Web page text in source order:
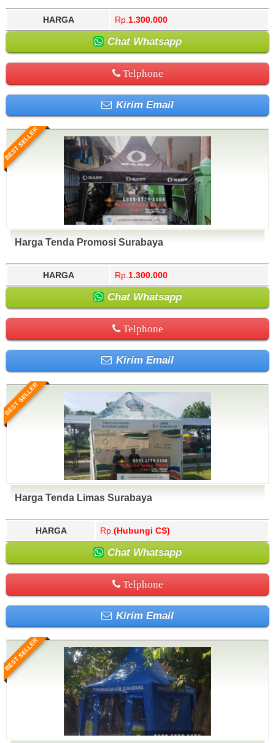
HARGA Rp. 1.300.000
Chat Whatsapp
Telphone
Kirim Email
BEST SELLER
Harga Tenda Promosi Surabaya
HARGA Rp. 1.300.000
Chat Whatsapp
Telphone
Kirim Email
BEST SELLER
Harga Tenda Limas Surabaya
HARGA Rp. (Hubungi CS)
Chat Whatsapp
Telphone
Kirim Email
BEST SELLER